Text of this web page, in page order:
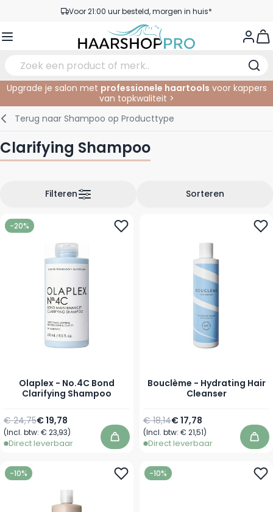
Ga naar de inhoudVoor 21:00 uur besteld, morgen in huis*
Gratis verzending vanaf €50,- excl. BTW
Verzorging
Haarkleuring
Haarmode
In de Salon
Kleuren
Permanenten
Elektrisch
Knipbenodigdheden
Gezichtsverzorging
Tanning
Oogverzorging
Wenkbrauwen
Lippen
Accessoires
Nagelproducten
SALE
Upgrade je salon met professionele haartools voor kappers
van topkwaliteit >
Terug naar Shampoo op Producttype
Clarifying Shampoo
Sorteren
Filteren
-20%
Olaplex - No.4C Bond
Clarifying Shampoo
Vanaf
€ 19,78
Normale prijs
€ 24,75
(Incl. btw: € 23,93)
Direct leverbaar In winkelwagen
Bouclème - Hydrating Hair
Cleanser
Vanaf
€ 17,78
Normale prijs
€ 18,14
(Incl. btw: € 21,51)
Direct leverbaar In
-10% -10%